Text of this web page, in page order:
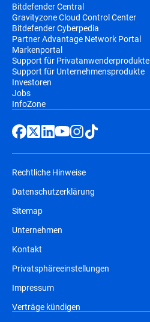
Bitdefender Central
Gravityzone Cloud Control Center
Bitdefender Cyberpedia
Partner Advantage Network Portal
Markenportal
Support für Privatanwenderprodukte
Support für Unternehmensprodukte
Investoren
Jobs
InfoZone
Rechtliche Hinweise
Datenschutzerklärung
Sitemap
Unternehmen
Kontakt
Privatsphäreeinstellungen
Impressum
Verträge kündigen